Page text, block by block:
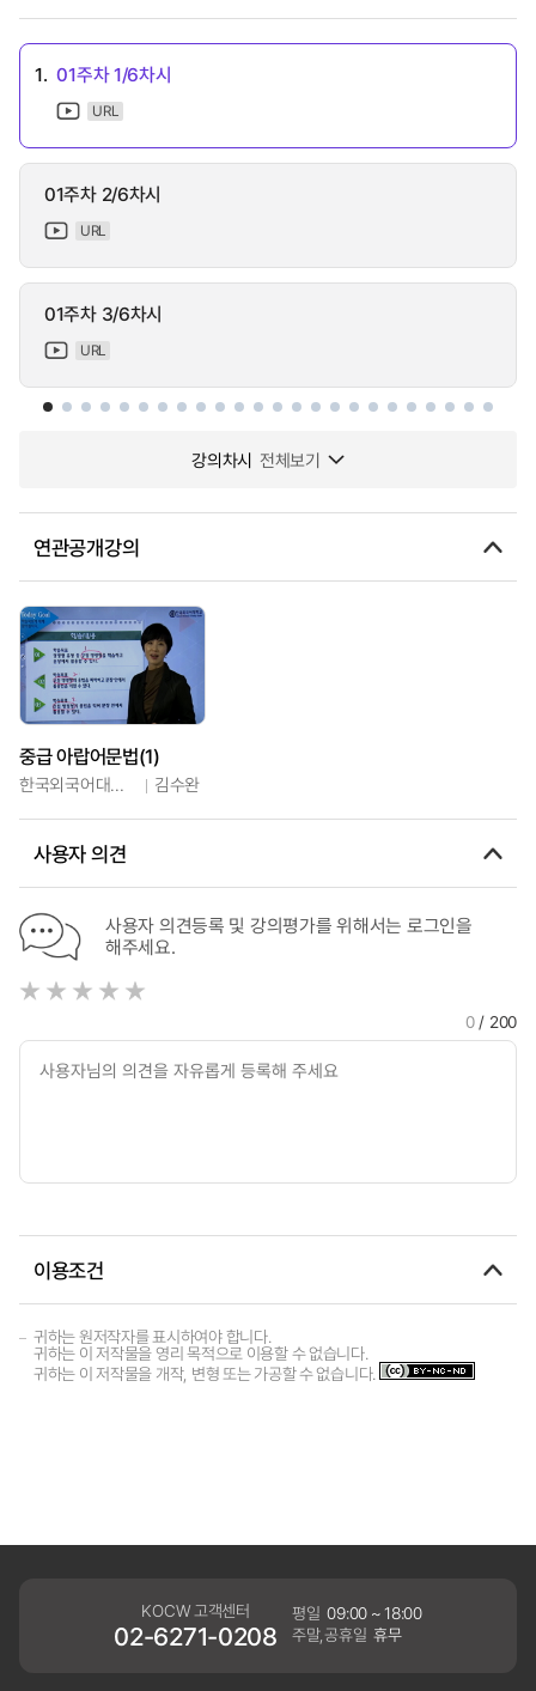
1. 01주차 1/6차시
URL
01주차 2/6차시
URL
01주차 3/6차시
URL
강의차시 전체보기
연관공개강의
중급 아랍어문법(1)
한국외국어대학교 김수완
사용자 의견
사용자 의견등록 및 강의평가를 위해서는 로그인을
해주세요.
0/ 200
이용조건
귀하는 원저작자를 표시하여야 합니다.
귀하는 이 저작물을 영리 목적으로 이용할 수 없습니다.
귀하는 이 저작물을 개작, 변형 또는 가공할 수 없습니다.
KOCW 고객센터
02-6271-0208
평일 09:00 ~ 18:00
주말,공휴일 휴무